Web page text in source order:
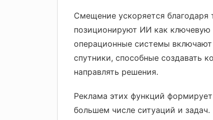
Смещение ускоряется благодаря
позиционируют ИИ как
операционные системы
спутники, способные создавать
направлять решения.
Реклама этих функций
большем числе ситуаций и задач.